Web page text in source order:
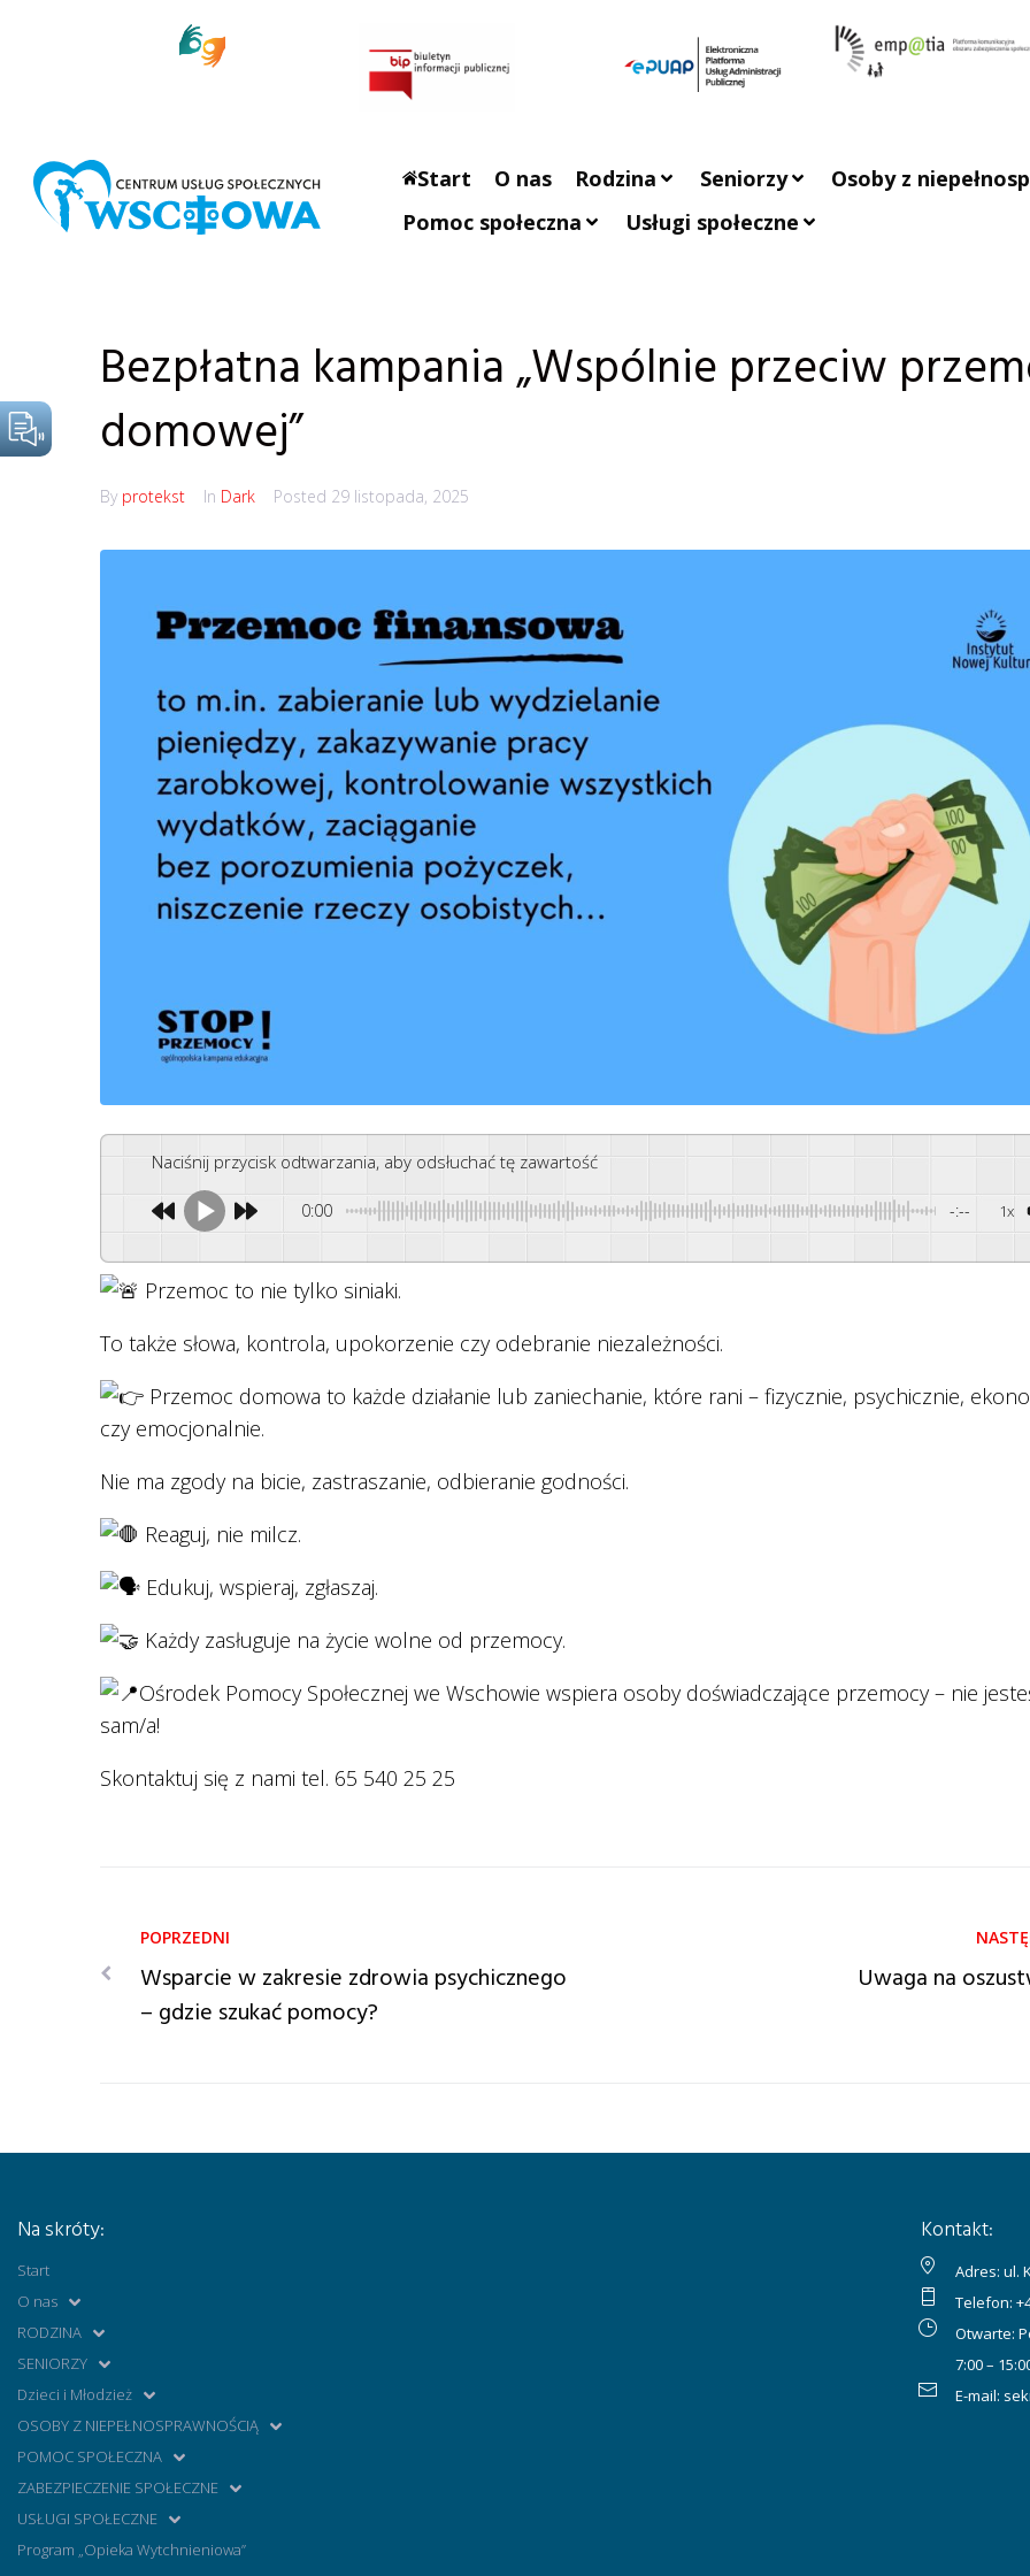
Start O nas Rodzina Seniorzy
Osoby z
Pomoc społeczna
Usługi społeczne
Bezpłatna kampania „Wspólnie przeciw
domowej”
By protekst In Dark Posted 29 listopada, 2025
Naciśnij przycisk odtwarzania, aby odsłuchać tę zawartość
0:00 -:-- 1x
Przemoc to nie tylko siniaki.
To także słowa, kontrola, upokorzenie czy odebranie niezależności.
Przemoc domowa to każde działanie lub zaniechanie, które rani – fizycznie, psychicznie,
czy emocjonalnie.
Nie ma zgody na bicie, zastraszanie, odbieranie godności.
Reaguj, nie milcz.
Edukuj, wspieraj, zgłaszaj.
Każdy zasługuje na życie wolne od przemocy.
Ośrodek Pomocy Społecznej we Wschowie wspiera osoby doświadczające przemocy – nie
sam/a!
Skontaktuj się z nami tel. 65 540 25 25
Wsparcie w zakresie zdrowia psychicznego
– gdzie szukać pomocy?
Uwaga na
Na skróty:
Start
O nas
RODZINA
SENIORZY
Dzieci i Młodzież
OSOBY Z NIEPEŁNOSPRAWNOŚCIĄ
POMOC SPOŁECZNA
ZABEZPIECZENIE SPOŁECZNE
USŁUGI SPOŁECZNE
Program „Opieka Wytchnieniowa”
Kontakt:
Adres: ul.
Telefon:
Otwarte:
7:00 –
E-mail: